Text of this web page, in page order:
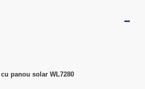
panou solar WL7280